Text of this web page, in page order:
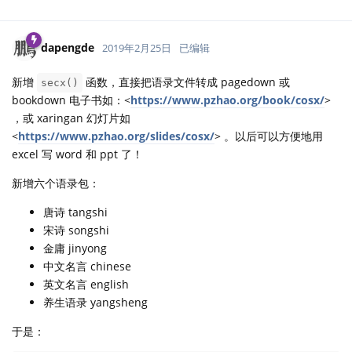
dapengde 2019年2月25日 已编辑
新增 secx()
函数，直接把语录文件转成 pagedown 或
bookdown 电子书如：<https://www.pzhao.org/book/cosx/>
，或 xaringan 幻灯片如
<https://www.pzhao.org/slides/cosx/> 。以后可以方便地用
excel 写 word 和 ppt 了！
新增六个语录包：
唐诗 tangshi
宋诗 songshi
金庸 jinyong
中文名言 chinese
英文名言 english
养生语录 yangsheng
于是：